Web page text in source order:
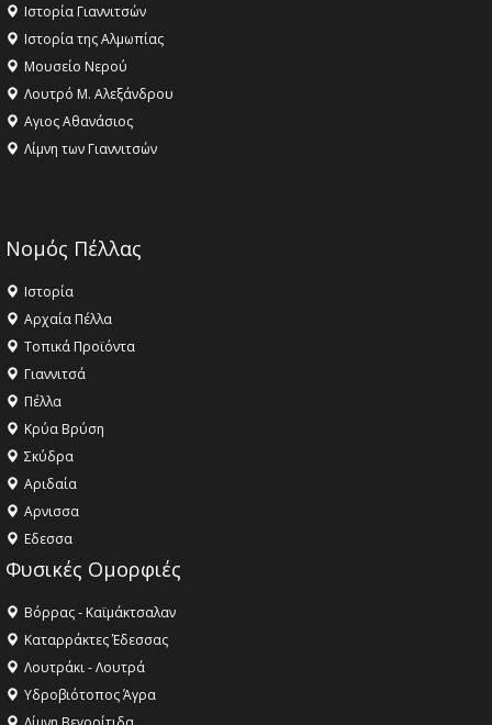
Ιστορία Γιαννιτσών
Ιστορία της Αλμωπίας
Μουσείο Νερού
Λουτρό Μ. Αλεξάνδρου
Αγιος Αθανάσιος
Λίμνη των Γιαννιτσών
Νομός Πέλλας
Ιστορία
Αρχαία Πέλλα
Τοπικά Προϊόντα
Γιαννιτσά
Πέλλα
Κρύα Βρύση
Σκύδρα
Αριδαία
Aρνισσα
Eδεσσα
Φυσικές Ομορφιές
Βόρρας - Καϊμάκτσαλαν
Καταρράκτες Έδεσσας
Λουτράκι - Λουτρά
Υδροβιότοπος Άγρα